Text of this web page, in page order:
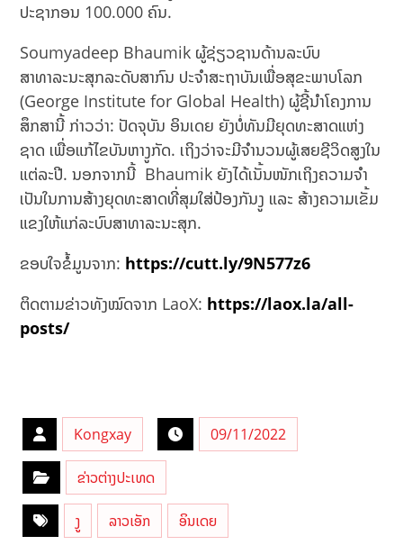
ປະຊາກອນ 100.000 ຄົນ.
Soumyadeep Bhaumik ຜູ້ຊ່ຽວຊານດ້ານລະບົບ
ສາທາລະນະສຸກລະດັບສາກົນ ປະຈຳສະຖາບັນເພື່ອສຸຂະພາບໂລກ
(George Institute for Global Health) ຜູ້ຊີ້ນໍາໂຄງການ
ສຶກສານີ້ ກ່າວວ່າ: ປັດຈຸ​ບັນ ອິນ​ເດຍ ຍັງ​ບໍ່​ທັນ​ມີ​ຍຸດ​ທະ​ສາດ​ແຫ່ງ​
ຊາດ ​ເພື່ອ​ແກ້​ໄຂ​ບັນຫາ​ງູ​ກັດ. ເຖິງວ່າຈະມີຈໍານວນຜູ້ເສຍຊີວິດສູງໃນ
ແຕ່ລະປີ. ນອກຈາກນີ້ ​ Bhaumik ຍັງໄດ້​ເນັ້ນ​ໜັກ​ເຖິງ​ຄວາມ​ຈຳ​
ເປັນ​ໃນ​ການ​ສ້າງ​ຍຸດ​ທະ​ສາດ​ທີ່​ສຸມ​ໃສ່​ປ້ອງ​ກັນ​ງູ​ ແລະ ​ສ້າງ​ຄວາມ​ເຂັ້ມ​
ແຂງ​ໃຫ້​ແກ່​ລະບົບ​ສາທາລະນະສຸກ.
ຂອບໃຈຂໍ້ມູນຈາກ: https://cutt.ly/9N577z6
ຕິດຕາມຂ່າວທັງໝົດຈາກ LaoX: https://laox.la/all-
posts/
Kongxay 09/11/2022
ຂ່າວຕ່າງປະເທດ
ງູ ລາວເອັກ ອິນເດຍ